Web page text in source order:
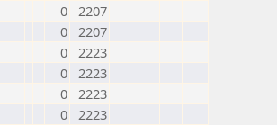
0 2207
0 2207
0 2223
0 2223
0 2223
0 2223